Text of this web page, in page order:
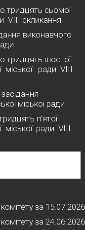
тридцять сьомої
VІІІ скликання
виконавчого
шостої
міської ради VІІІ
міської ради
п’ятої
міської ради VІІІ
за 15.07.2026
за 24.06.2026